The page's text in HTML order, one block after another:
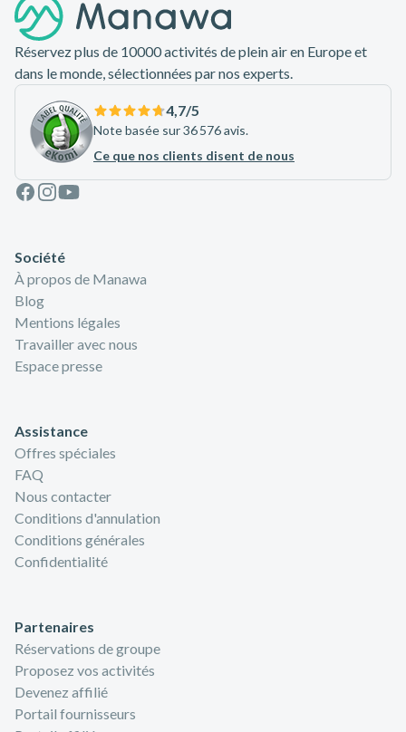
Réservez plus de 10000 activités de plein air en Europe et
dans le monde, sélectionnées par nos experts.
4,7/5
Note basée sur 36 576 avis.
Ce que nos clients disent de nous
Facebook
Instagram
Youtube
Société
À propos de Manawa
Blog
Mentions légales
Travailler avec nous
Espace presse
Assistance
Offres spéciales
FAQ
Nous contacter
Conditions d'annulation
Conditions générales
Confidentialité
Partenaires
Réservations de groupe
Proposez vos activités
Devenez affilié
Portail fournisseurs